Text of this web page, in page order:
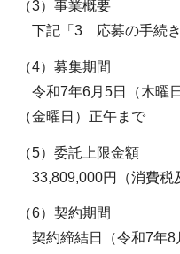
（3）事業概要
下記「3 応募の手続き
（4）募集期間
令和7年6月5日（木曜
（金曜日）正午まで
（5）委託上限金額
33,809,000円（消費税
（6）契約期間
契約締結日（令和7年8